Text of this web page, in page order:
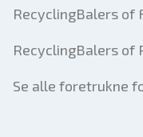
RecyclingBalers of
RecyclingBalers of
Se alle foretrukne